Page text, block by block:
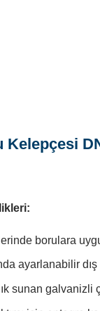
borulara
ayarlanabilir dış
sunan galvanizli